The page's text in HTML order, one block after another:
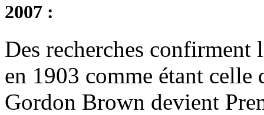
2007 :
Des recherches
en 1903 comme étant celle
Gordon Brown devient